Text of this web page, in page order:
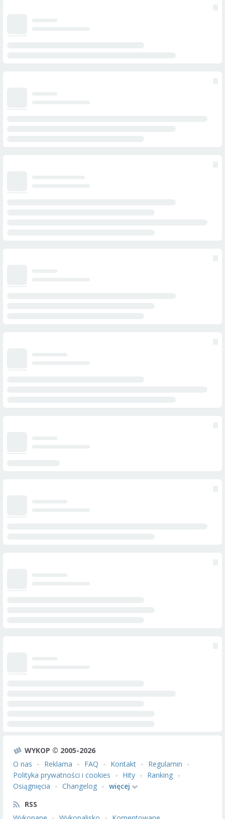
WYKOP © 2005-2026
O nas
Reklama FAQ Kontakt
Regulamin
Polityka prywatności i cookies
Hity
Ranking
Osiągnięcia
Changelog
więcej
RSS